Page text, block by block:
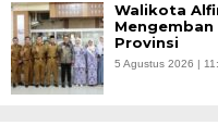
Walikota
Provinsi
5 Agustus 2026 |